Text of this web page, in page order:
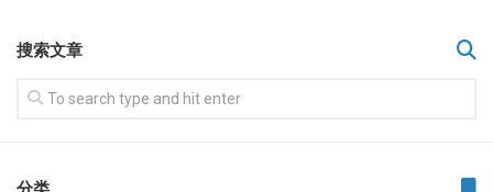
搜索文章